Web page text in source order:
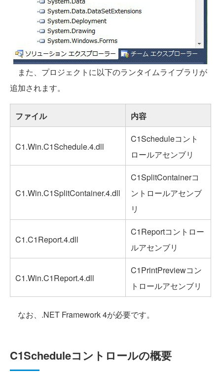
また、プロジェクトに以下のランタイムライブラリが
追加されます。
ファイル 内容
C1.Win.C1Schedule.4.dll
C1Scheduleコント
ロールアセンブリ
C1.Win.C1SplitContainer.4.dll
C1SplitContainerコ
ントロールアセンブ
リ
C1.C1Report.4.dll
C1Reportコントロー
ルアセンブリ
C1.Win.C1Report.4.dll
C1PrintPreviewコン
トロールアセンブリ
なお、.NET Framework 4が必要です。
C1Scheduleコントロールの概要